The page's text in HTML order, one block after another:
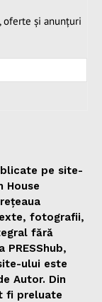
oferte și anunțuri
pe site-
House
fotografii,
fără
ului este
Autor. Din
fi preluate